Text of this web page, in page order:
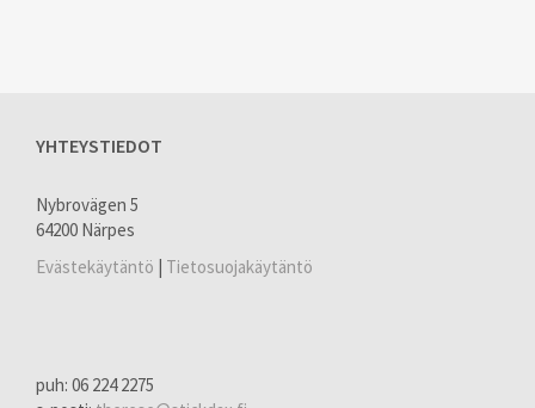
YHTEYSTIEDOT
Nybrovägen 5
64200 Närpes
Evästekäytäntö | Tietosuojakäytäntö
puh: 06 224 2275